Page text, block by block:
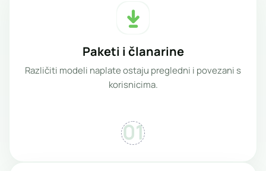
Paketi i članarine
Različiti modeli naplate ostaju pregledni i povezani s
korisnicima.
01